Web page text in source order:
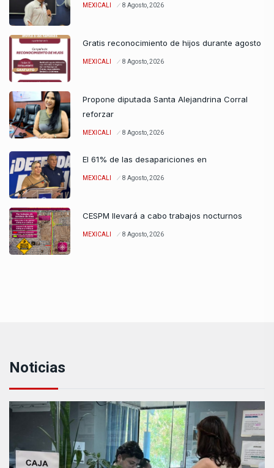
MEXICALI 8 Agosto, 2026
Gratis reconocimiento de hijos durante agosto
MEXICALI 8 Agosto, 2026
Propone diputada Santa Alejandrina Corral
reforzar
MEXICALI 8 Agosto, 2026
El 61% de las desapariciones en
MEXICALI 8 Agosto, 2026
CESPM llevará a cabo trabajos nocturnos
MEXICALI 8 Agosto, 2026
Noticias